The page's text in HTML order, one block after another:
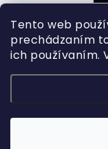
Tento web
prechádzaním
ich používaním.
a
c
e
p
r
v
r
á
n
k
o
a
n
á
p
äRastliny
Informácie o